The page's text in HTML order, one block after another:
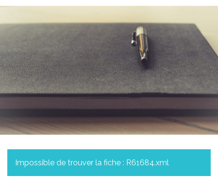
Impossible de trouver la fiche : R61684.xml